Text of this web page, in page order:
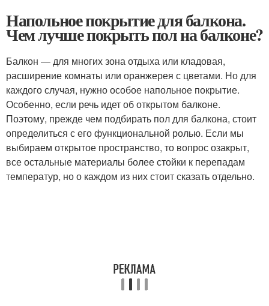
Напольное покрытие для балкона.
Чем лучше покрыть пол на балконе?
Балкон — для многих зона отдыха или кладовая,
расширение комнаты или оранжерея с цветами. Но для
каждого случая, нужно особое напольное покрытие.
Особенно, если речь идет об открытом балконе.
Поэтому, прежде чем подбирать пол для балкона, стоит
определиться с его функциональной ролью. Если мы
выбираем открытое пространство, то вопрос озакрыт,
все остальные материалы более стойки к перепадам
температур, но о каждом из них стоит сказать отдельно.